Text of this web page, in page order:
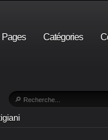
Pages Catégories